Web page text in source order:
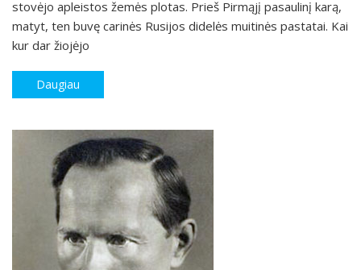
stovėjo apleistos žemės plotas. Prieš Pirmąjį pasaulinį karą,
matyt, ten buvę carinės Rusijos didelės muitinės pastatai. Kai
kur dar žiojėjo
Daugiau